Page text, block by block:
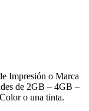
Impresión o Marca
de 2GB – 4GB –
o una tinta.